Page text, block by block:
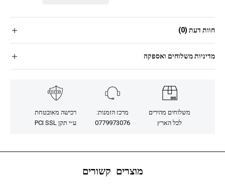
חוות דעת (0)
מדיניות משלוחים ואספקה
משלוחים מהירים
לכל הארץ
מרכז הזמנות:
0779973076
רכישה מאובטחת
ע״י תקן PCI SSL
מוצרים קשורים